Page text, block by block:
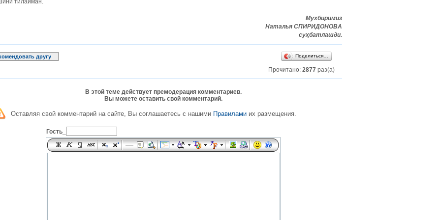
тилайман.
Мухбиримиз
Наталья СПИРИДОНОВА
суҳбатлашди.
другу Поделиться…
Прочитано: 2877 раз(а)
В этой теме действует премодерация комментариев.
Вы можете оставить свой комментарий.
Оставляя свой комментарий на сайте, Вы соглашаетесь с нашими Правилами их размещения.
Гость_